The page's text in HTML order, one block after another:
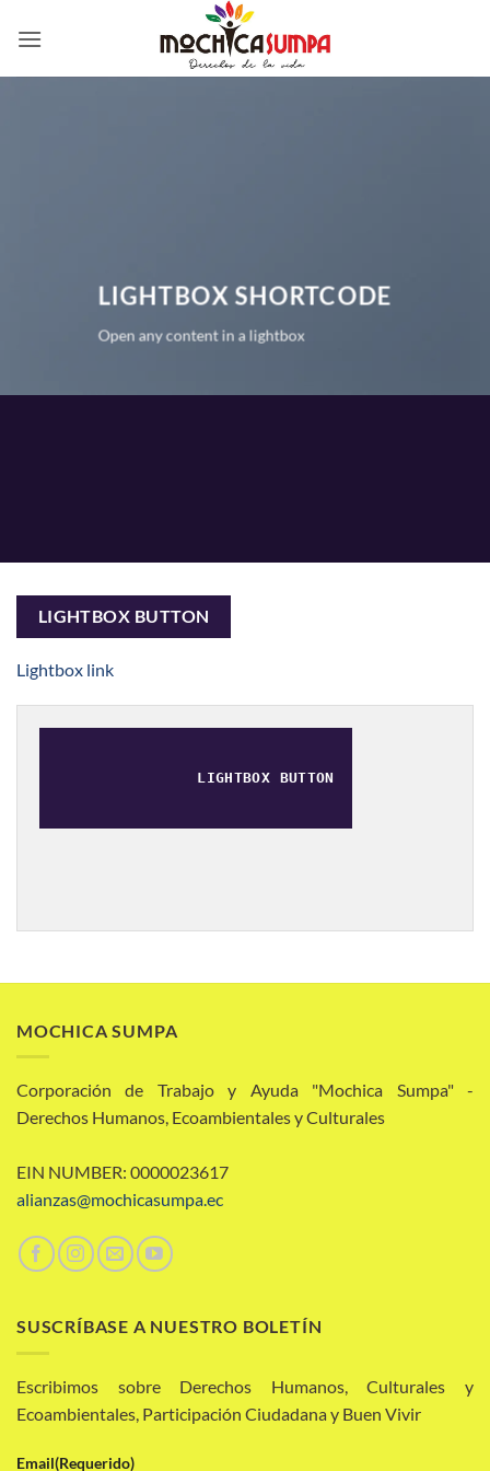
LIGHTBOX SHORTCODE
Open any content in a lightbox
LIGHTBOX BUTTON
Lightbox link
LIGHTBOX BUTTON
MOCHICA SUMPA
Corporación de Trabajo y Ayuda "Mochica Sumpa" -
Derechos Humanos, Ecoambientales y Culturales
EIN NUMBER: 0000023617
alianzas@mochicasumpa.ec
SUSCRÍBASE A NUESTRO BOLETÍN
Escribimos sobre Derechos Humanos, Culturales y
Ecoambientales, Participación Ciudadana y Buen Vivir
Email(Requerido)